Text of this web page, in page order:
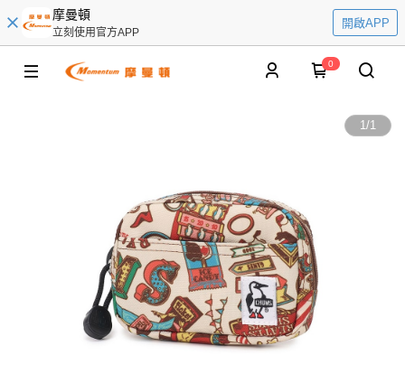
摩曼頓
立刻使用官方APP
開啟APP
0
1/1